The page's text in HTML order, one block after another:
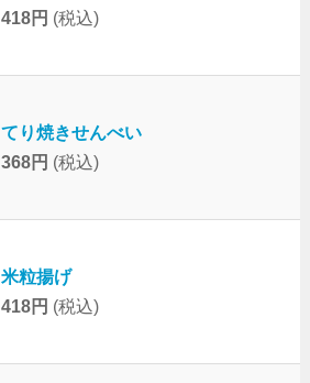
418円 (税込)
てり焼きせんべい
368円 (税込)
米粒揚げ
418円 (税込)